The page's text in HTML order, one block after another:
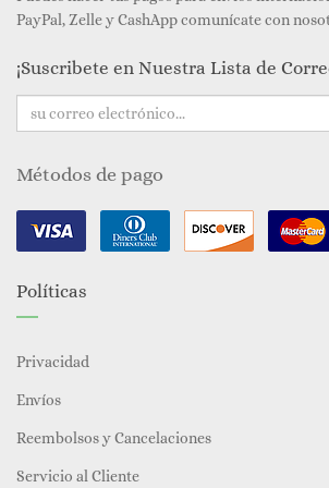
PayPal, Zelle y CashApp comunícate con
¡Suscribete en Nuestra Lista de
Métodos de pago
Políticas
Privacidad
Envíos
Reembolsos y Cancelaciones
Servicio al Cliente